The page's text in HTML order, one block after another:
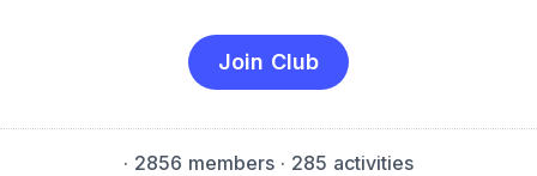
Join Club
· 2856 members · 285 activities